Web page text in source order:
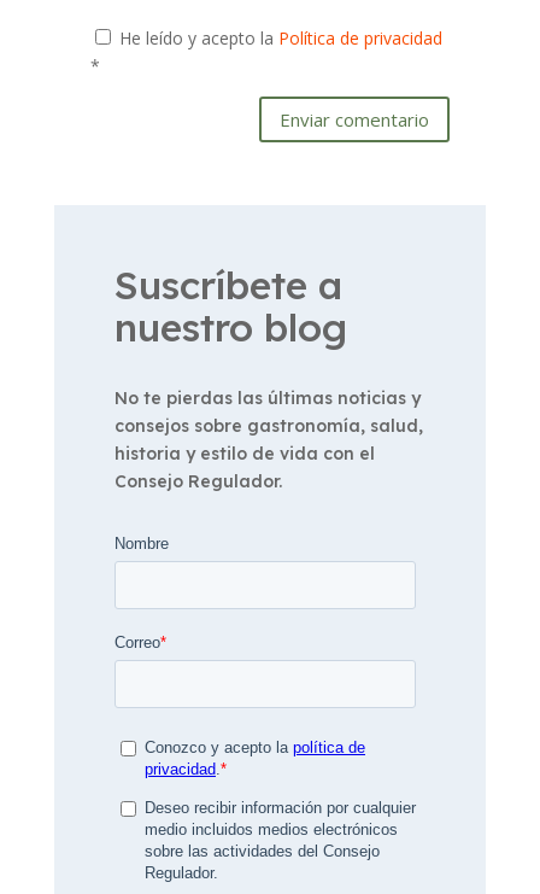
He leído y acepto la Política de privacidad
*
Enviar comentario
Suscríbete a
nuestro blog
No te pierdas las últimas noticias y
consejos sobre gastronomía, salud,
historia y estilo de vida con el
Consejo Regulador.